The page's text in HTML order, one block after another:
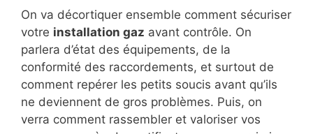
On va décortiquer ensemble comment sécuriser
votre installation gaz avant contrôle. On
parlera d’état des équipements, de la
conformité des raccordements, et surtout de
comment repérer les petits soucis avant qu’ils
ne deviennent de gros problèmes. Puis, on
verra comment rassembler et valoriser vos